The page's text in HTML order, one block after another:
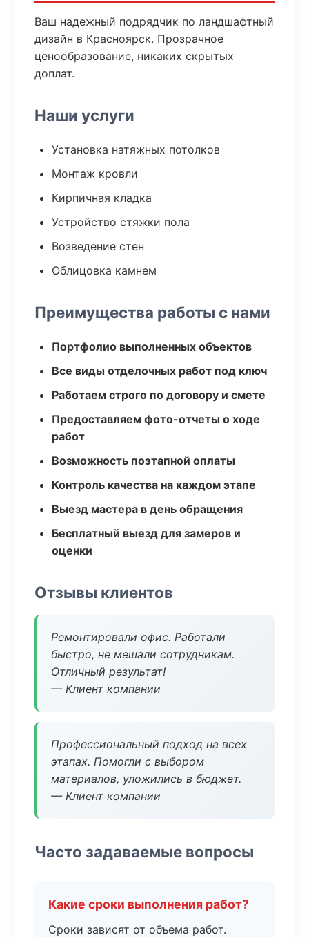
Ваш надежный подрядчик по ландшафтный
дизайн в Красноярск. Прозрачное
ценообразование, никаких скрытых
доплат.
Наши услуги
Установка натяжных потолков
Монтаж кровли
Кирпичная кладка
Устройство стяжки пола
Возведение стен
Облицовка камнем
Преимущества работы с нами
Портфолио выполненных объектов
Все виды отделочных работ под ключ
Работаем строго по договору и смете
Предоставляем фото-отчеты о ходе
работ
Возможность поэтапной оплаты
Контроль качества на каждом этапе
Выезд мастера в день обращения
Бесплатный выезд для замеров и
оценки
Отзывы клиентов
Ремонтировали офис. Работали
быстро, не мешали сотрудникам.
Отличный результат!
— Клиент компании
Профессиональный подход на всех
этапах. Помогли с выбором
материалов, уложились в бюджет.
— Клиент компании
Часто задаваемые вопросы
Какие сроки выполнения работ?
Сроки зависят от объема работ.